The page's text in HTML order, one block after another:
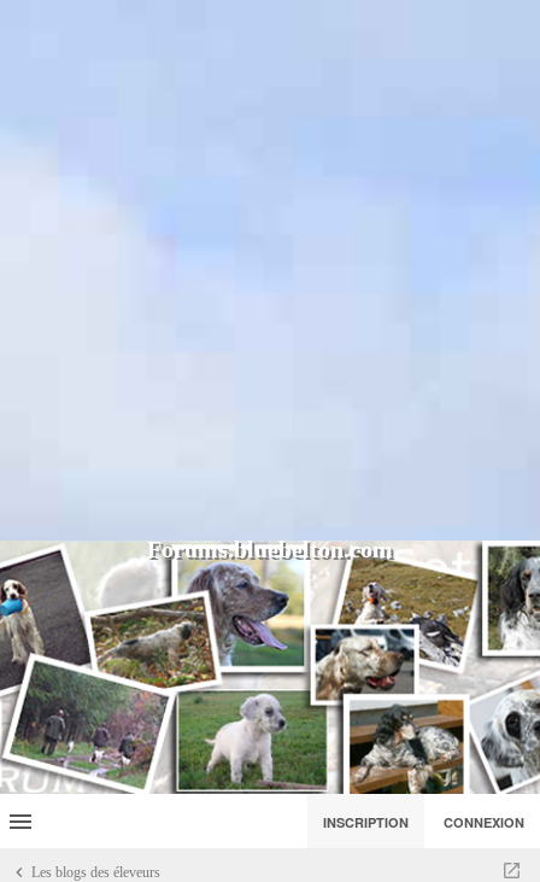
Forums.bluebelton.com
INSCRIPTION CONNEXION
Les blogs des éleveurs